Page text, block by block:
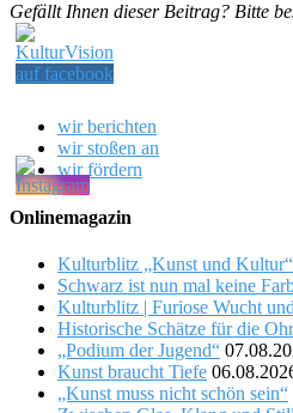
Gefällt Ihnen dieser Beitrag? Bitte
wir berichten
wir stoßen an
wir fördern
Onlinemagazin
Kulturblitz „Kunst und Kultur“
Schwarz ist nun mal keine
Kulturblitz | Furiose Wucht
Historische Schätze für die
„Podium der Jugend“
Kunst braucht Tiefe
„Kunst muss nicht schön sein“